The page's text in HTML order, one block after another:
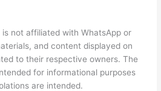
is not affiliated with WhatsApp or
and content displayed on
to their respective owners. The
for informational purposes
are intended.